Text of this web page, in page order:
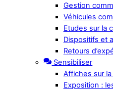
Gestion
Véhicules
Etudes sur la
Dispositifs et
Retours
Sensibiliser
Affiches sur
Exposition :